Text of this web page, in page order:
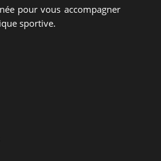
pour vous accompagner
sportive.